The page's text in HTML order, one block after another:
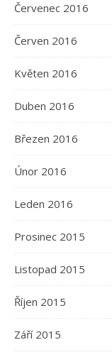
Červenec 2016
Červen 2016
Květen 2016
Duben 2016
Březen 2016
Únor 2016
Leden 2016
Prosinec 2015
Listopad 2015
Říjen 2015
Září 2015